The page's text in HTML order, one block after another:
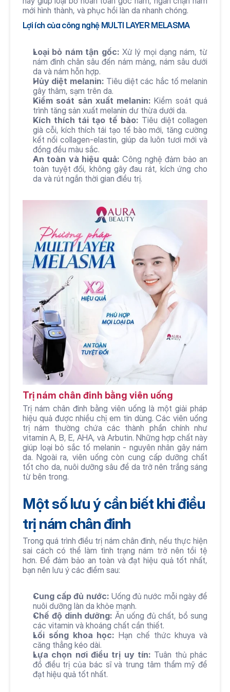
mới hình thành, và phục hồi làn da nhanh chóng.
Lợi ích của công nghệ MULTI LAYER MELASMA
Loại bỏ nám tận gốc: Xử lý mọi dạng nám, từ
nám đinh chân sâu đến nám mảng, nám sâu dưới
da và nám hỗn hợp.
Hủy diệt melanin: Tiêu diệt các hắc tố melanin
gây thâm, sạm trên da.
Kiểm soát sản xuất melanin: Kiểm soát quá
trình tăng sản xuất melanin dư thừa dưới da.
Kích thích tái tạo tế bào: Tiêu diệt collagen
già cỗi, kích thích tái tạo tế bào mới, tăng cường
kết nối collagen-elastin, giúp da luôn tươi mới và
đồng đều màu sắc.
An toàn và hiệu quả: Công nghệ đảm bảo an
toàn tuyệt đối, không gây đau rát, kích ứng cho
da và rút ngắn thời gian điều trị.
Trị nám chân đinh bằng viên uống
Trị nám chân đinh bằng viên uống là một giải pháp
hiệu quả được nhiều chị em tin dùng. Các viên uống
trị nám thường chứa các thành phần chính như
vitamin A, B, E, AHA, và Arbutin. Những hợp chất này
giúp loại bỏ sắc tố melanin - nguyên nhân gây nám
da. Ngoài ra, viên uống còn cung cấp dưỡng chất
tốt cho da, nuôi dưỡng sâu để da trở nên trắng sáng
từ bên trong.
Một số lưu ý cần biết khi điều
trị nám chân đinh
Trong quá trình điều trị nám chân đinh, nếu thực hiện
sai cách có thể làm tình trạng nám trở nên tồi tệ
hơn. Để đảm bảo an toàn và đạt hiệu quả tốt nhất,
bạn nên lưu ý các điểm sau:
Cung cấp đủ nước: Uống đủ nước mỗi ngày để
nuôi dưỡng làn da khỏe mạnh.
Chế độ dinh dưỡng: Ăn uống đủ chất, bổ sung
các vitamin và khoáng chất cần thiết.
Lối sống khoa học: Hạn chế thức khuya và
căng thẳng kéo dài.
Lựa chọn nơi điều trị uy tín: Tuân thủ phác
đồ điều trị của bác sĩ và trung tâm thẩm mỹ để
đạt hiệu quả tốt nhất.